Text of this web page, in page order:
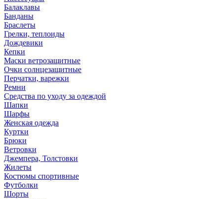
Балаклавы
Банданы
Браслеты
Грелки, теплоиды
Дождевики
Кепки
Маски ветрозащитные
Очки солнцезащитные
Перчатки, варежки
Ремни
Средства по уходу за одеждой
Шапки
Шарфы
Женская одежда
Куртки
Брюки
Ветровки
Джемпера, Толстовки
Жилеты
Костюмы спортивные
Футболки
Шорты